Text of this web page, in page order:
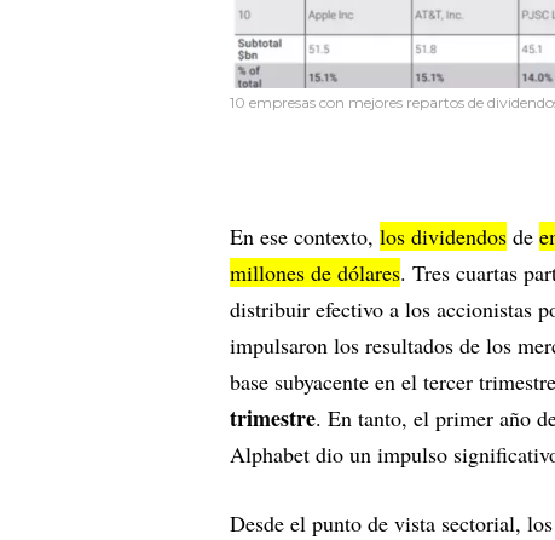
10 empresas con mejores repartos de
En ese contexto, los dividendos de
millones de dólares. Tres cuartas
distribuir efectivo a los accionistas
impulsaron los resultados de los
base subyacente en el tercer trimestre
trimestre. En tanto, el primer año
Alphabet dio un impulso
Desde el punto de vista sectorial, los